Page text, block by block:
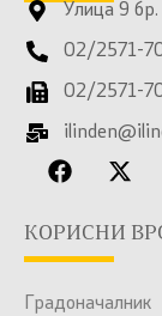
Улица 9
02/2571-
02/2571-
КОРИСНИ
Градоначалник